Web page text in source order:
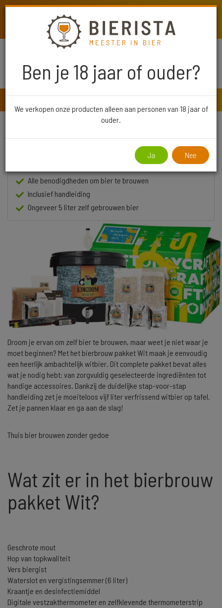
De pre-order van de Bier Adventskalender 2026 is gestart!
Reserveer jouw exemplaar →
Toggle
Bierbrouw pakket Wit
Alle benodigdheden om bier te brouwen
Inclusief handleiding
Ongeveer 5 liter zelf gebrouwen bier
Droom je ervan om zelf bier te brouwen, maar weet je niet waar je
moet beginnen? Met het bierbrouw pakket Wit maak je eenvoudig
een heerlijk ambachtelijk witbier. Dit complete pakket bevat alles
wat je nodig hebt: van zorgvuldig geselecteerde ingrediënten tot
handige accessoires. Dankzij de duidelijke stap-voor-stap
handleiding zet je moeiteloos vijf liter verfrissend witbier op tafel.
Zet je pannen klaar en ga aan de slag!
Thuis bier brouwen zonder gedoe
Wat zit er in het bierbrouw
pakket Wit?
Geschrote mout
Hop van topkwaliteit
Vers biergist
Waterslot en vergistingsemmer (6 liter)
Kraantje en desinfectiemiddel
Digitale vestzakthermometer en zelfklevende thermometerstrip
Ben je 18 jaar of ouder?
We verkopen onze producten alleen aan personen van 18 jaar of
ouder.
Ja Nee